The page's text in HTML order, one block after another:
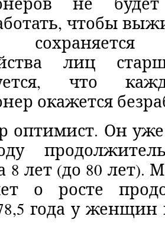
чтобы
лиц
что
окажется
оптимист. Он
8 лет (до 80 лет).
о росте
года у женщин